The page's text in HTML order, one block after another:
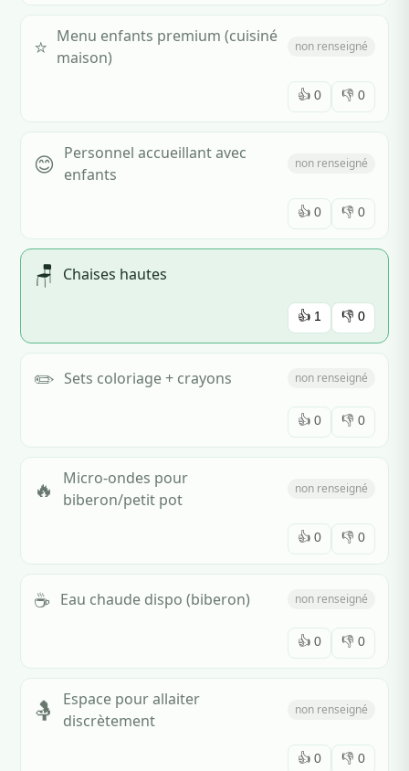
⭐ Menu enfants premium (cuisiné
maison)
non renseigné
👍 0 👎 0
😊 Personnel accueillant avec
enfants
non renseigné
👍 0 👎 0
🪑 Chaises hautes
👍 1 👎 0
✏️ Sets coloriage + crayons non renseigné
👍 0 👎 0
🔥
Micro-ondes pour
biberon/petit pot
non renseigné
👍 0 👎 0
☕ Eau chaude dispo (biberon) non renseigné
👍 0 👎 0
🤱
Espace pour allaiter
discrètement
non renseigné
👍 0 👎 0